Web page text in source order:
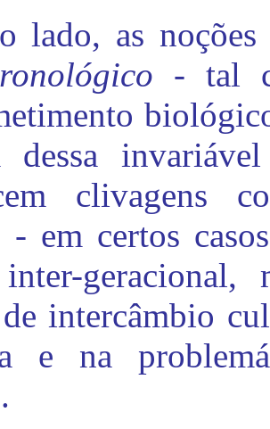
lado, as
- tal
clivagens
- em certos
geracional,
intercâmbio
e na